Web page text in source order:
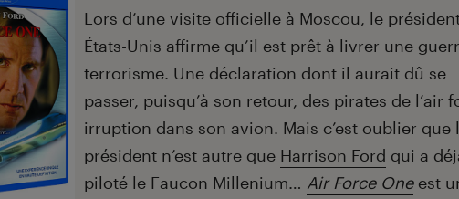
Lors d’une visite officielle à Moscou, le
États-Unis affirme qu’il est prêt à livrer une
terrorisme. Une déclaration dont il aurait dû se
passer, puisqu’à son retour, des pirates de l’air
irruption dans son avion. Mais c’est oublier que
président n’est autre que Harrison Ford qui a
piloté le Faucon Millenium… Air Force Oneest